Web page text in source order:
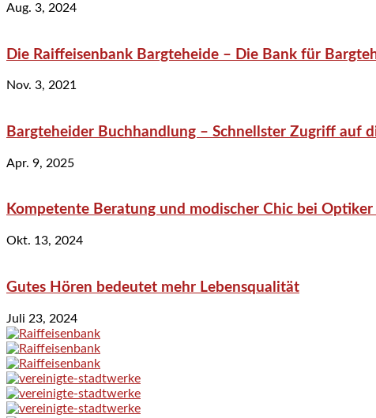
Aug. 3, 2024
Die Raiffeisenbank Bargteheide – Die Bank für
Nov. 3, 2021
Bargteheider Buchhandlung – Schnellster Zugriff auf
Apr. 9, 2025
Kompetente Beratung und modischer Chic bei
Okt. 13, 2024
Gutes Hören bedeutet mehr Lebensqualität
Juli 23, 2024